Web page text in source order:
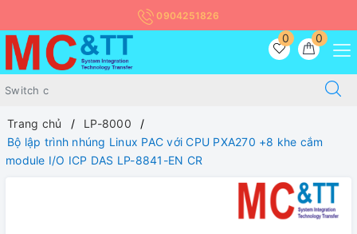
0904251826
0
0
Trang chủ
LP-8000
Bộ lập trình nhúng Linux PAC với CPU PXA270 +8 khe cắm
module I/O ICP DAS LP-8841-EN CR